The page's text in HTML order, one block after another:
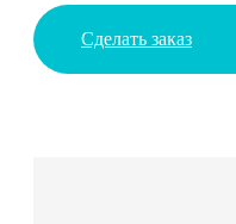
Сделать заказ